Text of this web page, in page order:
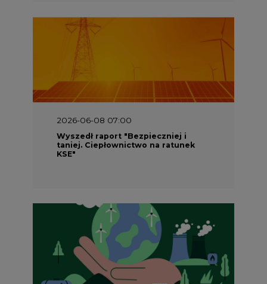
2026-06-08 07:00
Wyszedł raport "Bezpieczniej i
taniej. Ciepłownictwo na ratunek
KSE"